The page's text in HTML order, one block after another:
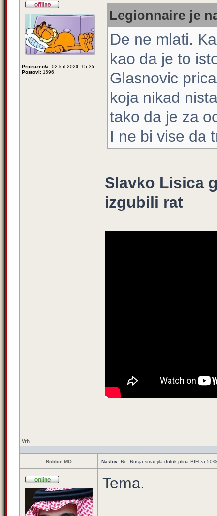
Pridružen/a: 02 kol 2020, 15:35
Postovi: 1696
Legionnaire je
De ne mlati.
kao da je to
Glasnovic
koja nikad
tako da je za
I ne bi vise da
Slavko Lisica
izgubili rat
Vrh
Robbie MO Naslov: Re: Rusija smanjila dotok plina BIH za 50%
Tema.